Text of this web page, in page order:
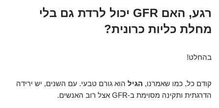
רגע, האם GFR יכול לרדת גם בלי
מחלת כליות כרונית?
בהחלט!
קודם כל, כמו שאמרנו, הגיל הוא גורם טבעי. עם השנים, יש ירידה
הדרגתית ותקינה מסוימת ב-GFR אצל רוב האנשים.